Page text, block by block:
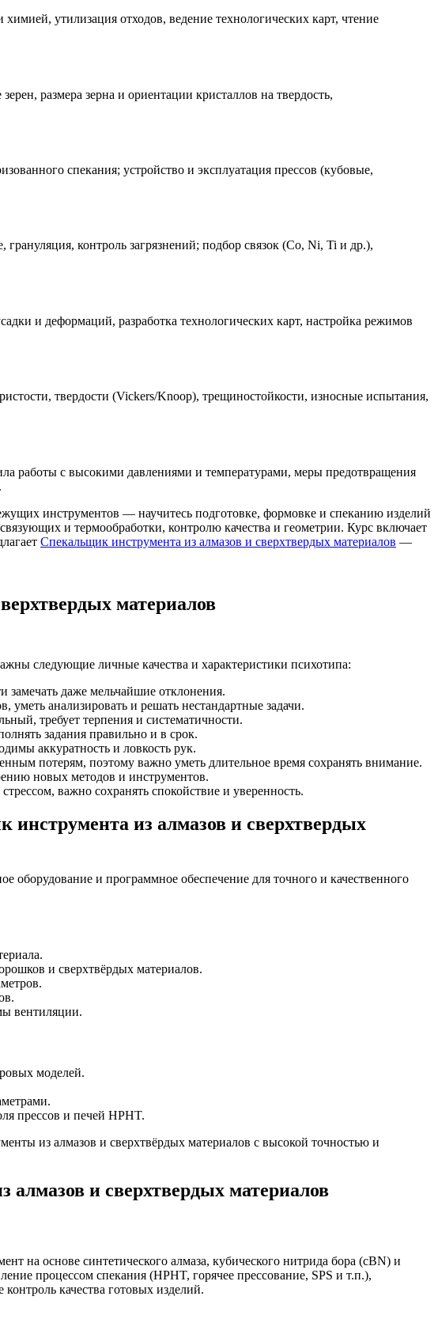
утилизация отходов, ведение технологических карт, чтение
размера зерна и ориентации кристаллов на твердость,
спекания; устройство и эксплуатация прессов (кубовые,
контроль загрязнений; подбор связок (Co, Ni, Ti и др.),
и деформаций, разработка технологических карт, настройка режимов
твердости (Vickers/Knoop), трещиностойкости, износные испытания,
работы с высокими давлениями и температурами, меры предотвращения
инструментов — научитесь подготовке, формовке и спеканию изделий
и термообработки, контролю качества и геометрии. Курс включает
Спекальщик инструмента из алмазов и сверхтвердых материалов —
материалов
следующие личные качества и характеристики психотипа:
замечать даже мельчайшие отклонения.
анализировать и решать нестандартные задачи.
требует терпения и систематичности.
задания правильно и в срок.
аккуратность и ловкость рук.
потерям, поэтому важно уметь длительное время сохранять внимание.
новых методов и инструментов.
важно сохранять спокойствие и уверенность.
из алмазов и сверхтвердых
и программное обеспечение для точного и качественного
и сверхтвёрдых материалов.
вентиляции.
моделей.
прессов и печей HPHT.
из алмазов и сверхтвёрдых материалов с высокой точностью и
и сверхтвердых материалов
на основе синтетического алмаза, кубического нитрида бора (cBN) и
процессом спекания (HPHT, горячее прессование, SPS и т.п.),
качества готовых изделий.